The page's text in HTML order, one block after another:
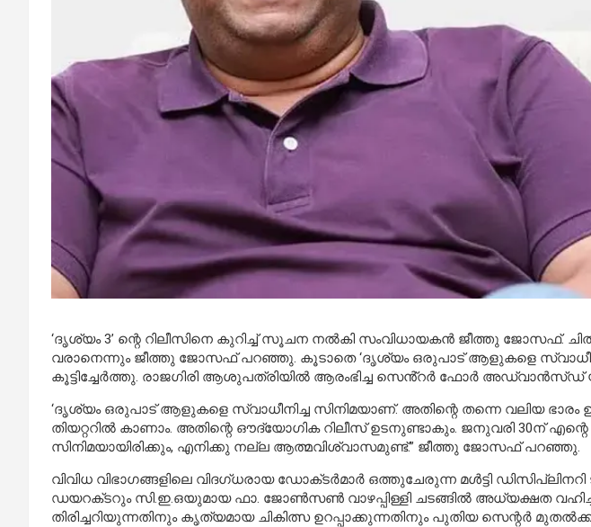
‘ദൃശ്യം 3’ ന്റെ റിലീസിനെ കുറിച്ച് സൂചന നൽകി സംവിധായകൻ ജീത്തു ജോസഫ്.
വരാനെന്നും ജീത്തു ജോസഫ് പറഞ്ഞു. കൂടാതെ ‘ദൃശ്യം ഒരുപാട് ആളുകളെ
കൂട്ടിച്ചേർത്തു. രാജഗിരി ആശുപത്രിയിൽ ആരംഭിച്ച സെൻ്റർ ഫോർ
‘ദൃശ്യം ഒരുപാട് ആളുകളെ സ്വാധീനിച്ച സിനിമയാണ്. അതിന്റെ തന്നെ വലിയ
തിയറ്ററിൽ കാണാം. അതിന്റെ ഔദ്യോഗിക റിലീസ് ഉടനുണ്ടാകും. ജനുവരി 30ന്
സിനിമയായിരിക്കും, എനിക്കു നല്ല ആത്മവിശ്വാസമുണ്ട്.” ജീത്തു ജോസഫ് പറഞ്ഞു.
വിവിധ വിഭാഗങ്ങളിലെ വിദഗ്‌ധരായ ഡോക്‌ടർമാർ ഒത്തുചേരുന്ന മൾട്ടി
ഡയറക്‌ടറും സി.ഇ.ഒയുമായ ഫാ. ജോൺസൺ വാഴപ്പിള്ളി ചടങ്ങിൽ അധ്യക്ഷത
തിരിച്ചറിയുന്നതിനും കൃത്യമായ ചികിത്സ ഉറപ്പാക്കുന്നതിനും പുതിയ സെന്റർ